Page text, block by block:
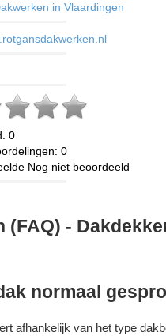
in Vlaardingen
0
0
Nog niet beoordeeld
(FAQ) -
normaal
afhankelijk van het type